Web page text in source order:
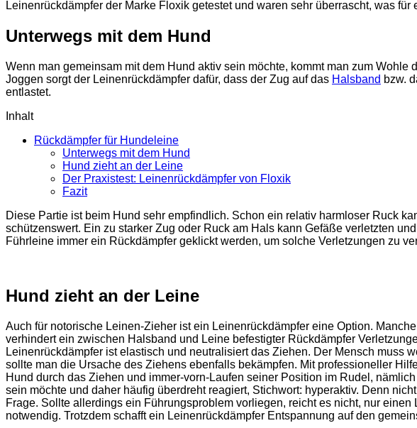
Leinenrückdämpfer der Marke Floxik getestet und waren sehr überrascht, was
Unterwegs mit dem Hund
Wenn man gemeinsam mit dem Hund aktiv sein möchte, kommt man zum
Joggen sorgt der Leinenrückdämpfer dafür, dass der Zug auf das Halsband bzw.
entlastet.
Inhalt
Rückdämpfer für Hundeleine
Unterwegs mit dem Hund
Hund zieht an der Leine
Der Praxistest: Leinenrückdämpfer von Floxik
Fazit
Diese Partie ist beim Hund sehr empfindlich. Schon ein relativ harmloser Ruck
schützenswert. Ein zu starker Zug oder Ruck am Hals kann Gefäße verletzten
Führleine immer ein Rückdämpfer geklickt werden, um solche Verletzungen zu
Hund zieht an der Leine
Auch für notorische Leinen-Zieher ist ein Leinenrückdämpfer eine Option.
verhindert ein zwischen Halsband und Leine befestigter Rückdämpfer
Leinenrückdämpfer ist elastisch und neutralisiert das Ziehen. Der Mensch muss
sollte man die Ursache des Ziehens ebenfalls bekämpfen. Mit professioneller
Hund durch das Ziehen und immer-vorn-Laufen seiner Position im Rudel,
sein möchte und daher häufig überdreht reagiert, Stichwort: hyperaktiv. Denn
Frage. Sollte allerdings ein Führungsproblem vorliegen, reicht es nicht, nur
notwendig. Trotzdem schafft ein Leinenrückdämpfer Entspannung auf den